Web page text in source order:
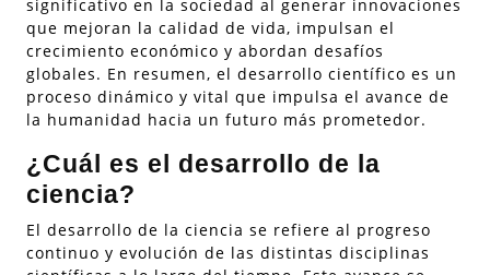
significativo en la sociedad al generar innovaciones
que mejoran la calidad de vida, impulsan el
crecimiento económico y abordan desafíos
globales. En resumen, el desarrollo científico es un
proceso dinámico y vital que impulsa el avance de
la humanidad hacia un futuro más prometedor.
¿Cuál es el desarrollo de la
ciencia?
El desarrollo de la ciencia se refiere al progreso
continuo y evolución de las distintas disciplinas